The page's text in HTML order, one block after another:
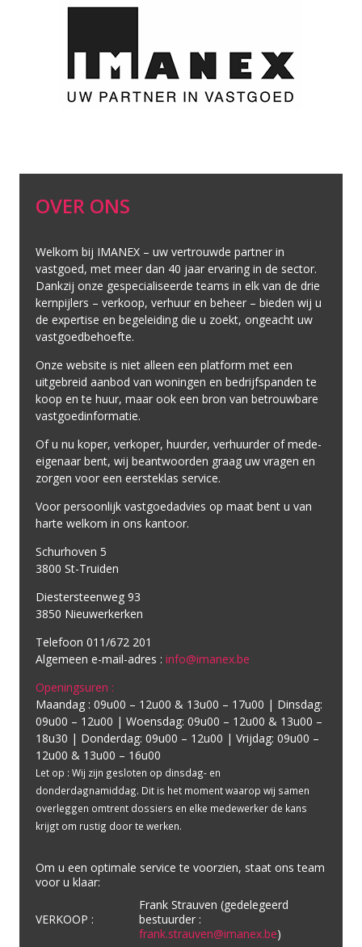
OVER ONS
Welkom bij IMANEX – uw vertrouwde partner in
vastgoed, met meer dan 40 jaar ervaring in de sector.
Dankzij onze gespecialiseerde teams in elk van de drie
kernpijlers – verkoop, verhuur en beheer – bieden wij u
de expertise en begeleiding die u zoekt, ongeacht uw
vastgoedbehoefte.
Onze website is niet alleen een platform met een
uitgebreid aanbod van woningen en bedrijfspanden te
koop en te huur, maar ook een bron van betrouwbare
vastgoedinformatie.
Of u nu koper, verkoper, huurder, verhuurder of mede-
eigenaar bent, wij beantwoorden graag uw vragen en
zorgen voor een eersteklas service.
Voor persoonlijk vastgoedadvies op maat bent u van
harte welkom in ons kantoor.
Schurhoven 5
3800 St-Truiden
Diestersteenweg 93
3850 Nieuwerkerken
Telefoon 011/672 201
Algemeen e-mail-adres :info@imanex.be
Openingsuren :
Maandag : 09u00 – 12u00 & 13u00 – 17u00 | Dinsdag:
09u00 – 12u00 | Woensdag: 09u00 – 12u00 & 13u00 –
18u30 | Donderdag: 09u00 – 12u00 | Vrijdag: 09u00 –
12u00 & 13u00 – 16u00
Let op : Wij zijn gesloten op dinsdag- en
donderdagnamiddag. Dit is het moment waarop wij samen
overleggen omtrent dossiers en elke medewerker de kans
krijgt om rustig door te werken.
Om u een optimale service te voorzien, staat ons team
voor u klaar:
VERKOOP :
Frank Strauven (gedelegeerd
bestuurder :
frank.strauven@imanex.be)